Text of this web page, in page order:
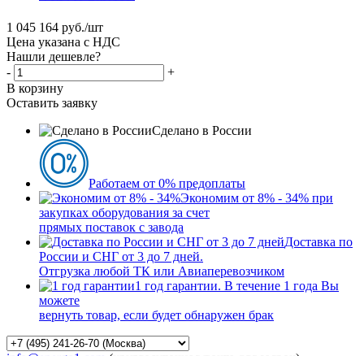
1 045 164 руб./шт
Цена указана с НДС
Нашли дешевле?
-
+
В корзину
Оставить заявку
Сделано в России
Работаем от 0% предоплаты
Экономим от 8% - 34% при
закупках оборудования за счет
прямых поставок с завода
Доставка по
России и СНГ от 3 до 7 дней.
Отгрузка любой ТК или Авиаперевозчиком
1 год гарантии. В течение 1 года Вы
можете
вернуть товар, если будет обнаружен брак